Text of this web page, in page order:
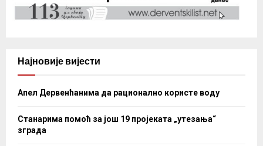
Најновије вијести
Апел Дервенћанима да рационално користе воду
Станарима помоћ за још 19 пројеката „утезања“
зграда